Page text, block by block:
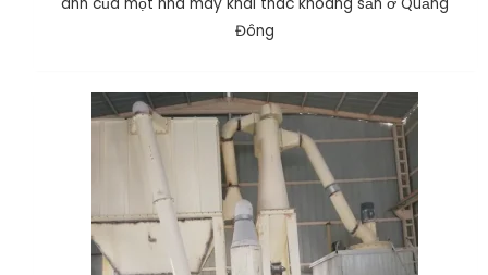
Đông